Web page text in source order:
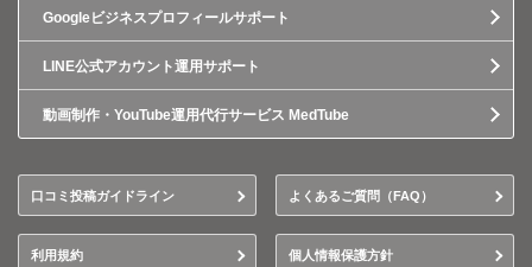
Googleビジネスプロフィールサポート
LINE公式アカウント運用サポート
動画制作・YouTube運用代行サービス MedTube
口コミ投稿ガイドライン よくあるご質問（FAQ）
利用規約 個人情報保護方針